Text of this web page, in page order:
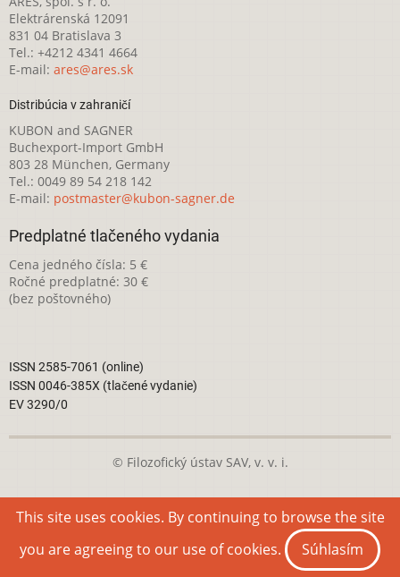
Elektrárenská 12091
831 04 Bratislava 3
Tel.: +4212 4341 4664
E-mail: ares@ares.sk
Distribúcia v zahraničí
KUBON and SAGNER
Buchexport-Import GmbH
803 28 München, Germany
Tel.: 0049 89 54 218 142
E-mail: postmaster@kubon-sagner.de
Predplatné tlačeného vydania
Cena jedného čísla: 5 €
Ročné predplatné: 30 €
(bez poštovného)
ISSN 2585-7061 (online)
ISSN 0046-385X (tlačené vydanie)
EV 3290/0
© Filozofický ústav SAV, v. v. i.
Táto webová stránka je licencovaná podCreative Commons
Attribution-NonCommercial 4.0 International License
This site uses cookies. By continuing to browse the site
you are agreeing to our use of cookies.
Súhlasím